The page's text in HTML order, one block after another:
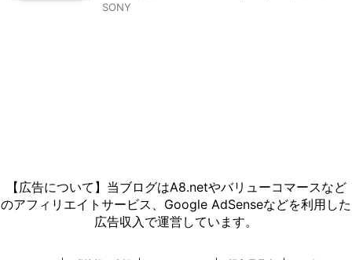
SONY
【広告について】当ブログはA8.netやバリューコマースなど
のアフィリエイトサービス、Google AdSenseなどを利用した
広告収入で運営しています。